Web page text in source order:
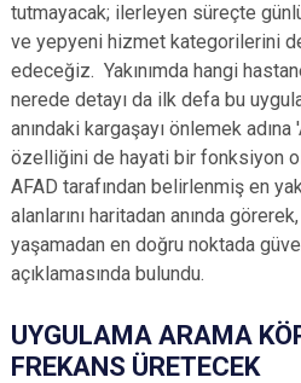
tutmayacak; ilerleyen süreçte
ve yepyeni hizmet kategorilerini
edeceğiz. Yakınımda hangi
nerede detayı da ilk defa bu
anındaki kargaşayı önlemek
özelliğini de hayati bir fonksiyon
AFAD tarafından belirlenmiş en
alanlarını haritadan anında
yaşamadan en doğru noktada
açıklamasında bulundu.
UYGULAMA ARAMA
FREKANS ÜRETECEK